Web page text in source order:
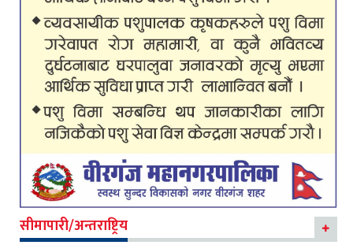
सीमापारी/अन्तराष्ट्रिय